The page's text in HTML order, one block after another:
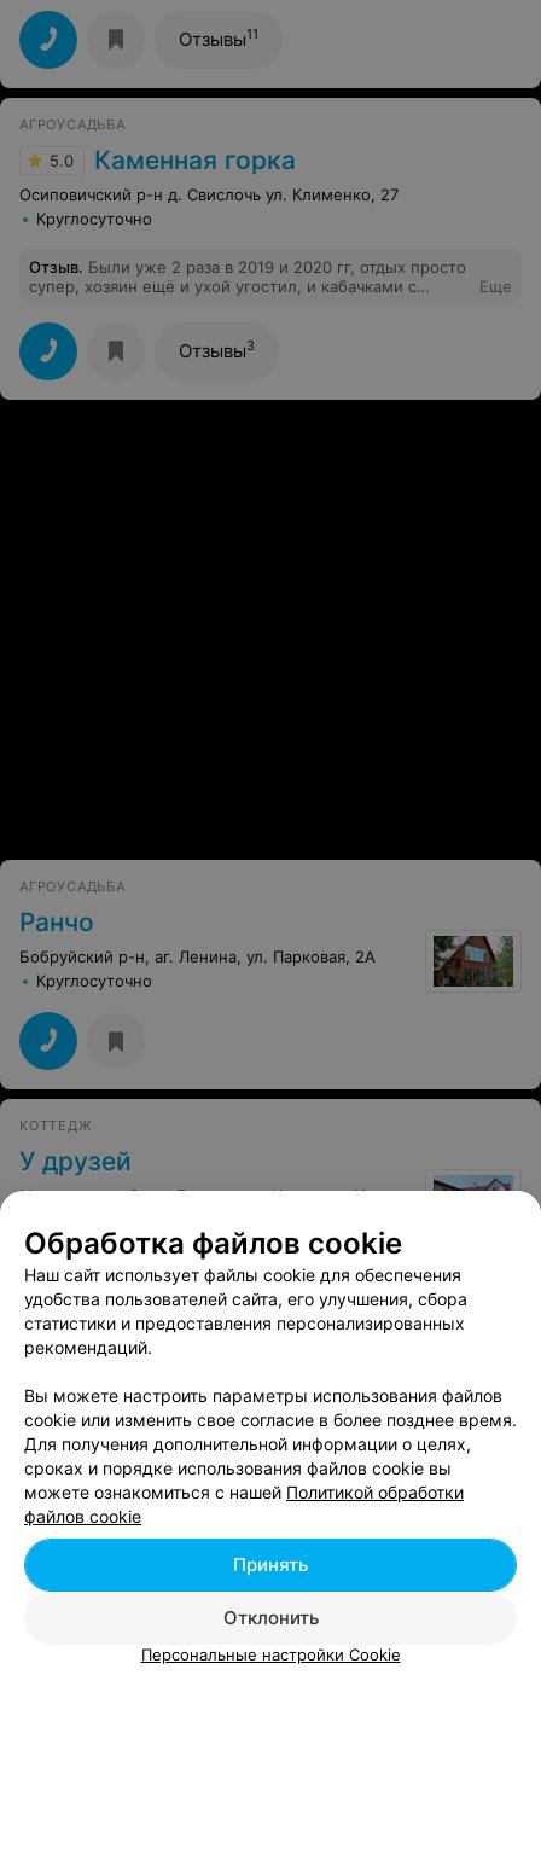
просто мечта. Также заказывали баню - все чисто,
аккуратно. отличная идея это спуск с сауны к воде. Это
лучший наш отдых.
Отзывы11
АГРОУСАДЬБА
5.0 Каменная горка
Осиповичский р-н д. Свислочь ул. Клименко, 27
Круглосуточно
Отзыв. Были уже 2 раза в 2019 и 2020 гг, отдых просто
супер, хозяин ещё и ухой угостил, и кабачками с
хорошая, в этом году планируем опять!
Еще
Отзывы3
АГРОУСАДЬБА
Ранчо
Бобруйский р-н, аг. Ленина, ул. Парковая, 2А
Круглосуточно
КОТТЕДЖ
У друзей
Могилевкая обл. д. Городня ул. Чаусская, 19
Круглосуточно
АГРОУСАДЬБА
Ёлки-Палки
Могилевская обл. д. Воронино ул. Придорожная, 9
до 22:00
Обработка файлов cookie
Наш сайт использует файлы cookie для обеспечения
удобства пользователей сайта, его улучшения, сбора
статистики и предоставления персонализированных
рекомендаций.
Вы можете настроить параметры использования файлов
cookie или изменить свое согласие в более позднее время.
Для получения дополнительной информации о целях,
сроках и порядке использования файлов cookie вы
можете ознакомиться с нашей Политикой обработки
файлов cookie
Отклонить
Принять
Персональные настройки Cookie